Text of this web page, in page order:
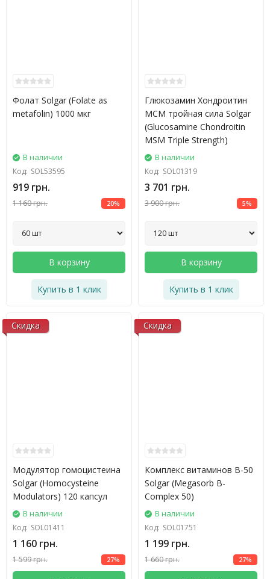
Фолат Solgar (Folate as
metafolin) 1000 мкг
В наличии
Код: SOL53595
919 грн.
1 160 грн. 20%
В корзину
Купить в 1 клик
Глюкозамин Хондроитин
МСМ тройная сила Solgar
(Glucosamine Chondroitin
MSM Triple Strength)
В наличии
Код: SOL01319
3 701 грн.
3 900 грн. 5%
В корзину
Купить в 1 клик
Скидка
Модулятор гомоцистеина
Solgar (Homocysteine
Modulators) 120 капсул
В наличии
Код: SOL01411
1 160 грн.
1 599 грн. 27%
Скидка
Комплекс витаминов В-50
Solgar (Megasorb B-
Complex 50)
В наличии
Код: SOL01751
1 199 грн.
1 660 грн. 27%